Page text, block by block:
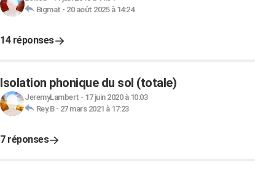
Bigmat - 20 août 2025 à 14:24
14 réponses
Isolation phonique du sol (totale)
JeremyLambert - 17 juin 2020 à 10:03
Rey.B- 27 mars 2021 à 17:23
7 réponses